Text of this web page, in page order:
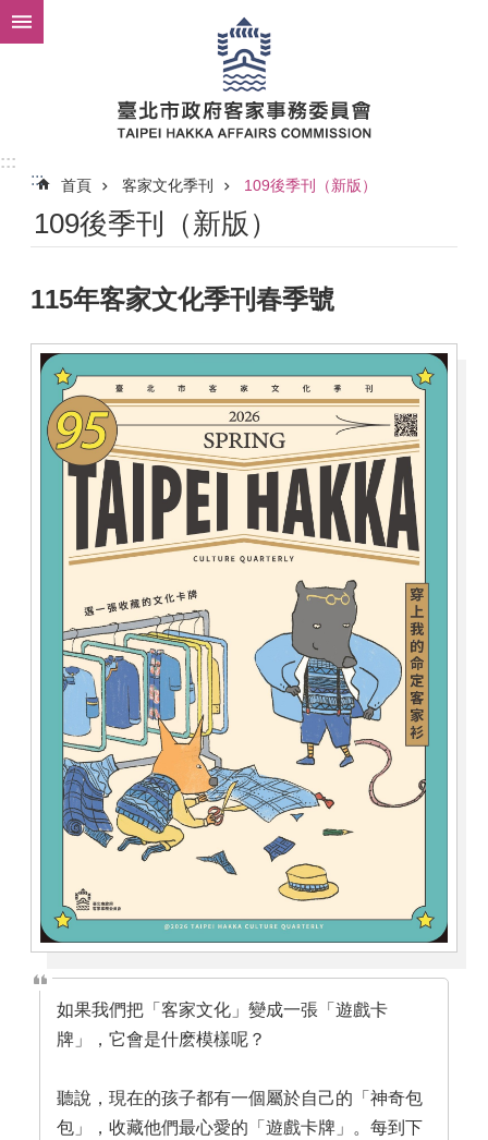
跳到主要內容區塊
:::
:::
首頁 客家文化季刊 109後季刊（新版）
109後季刊（新版）
115年客家文化季刊春季號
如果我們把「客家文化」變成一張「遊戲卡
牌」，它會是什麽模樣呢？
聽說，現在的孩子都有一個屬於自己的「神奇包
包」，收藏他們最心愛的「遊戲卡牌」。每到下